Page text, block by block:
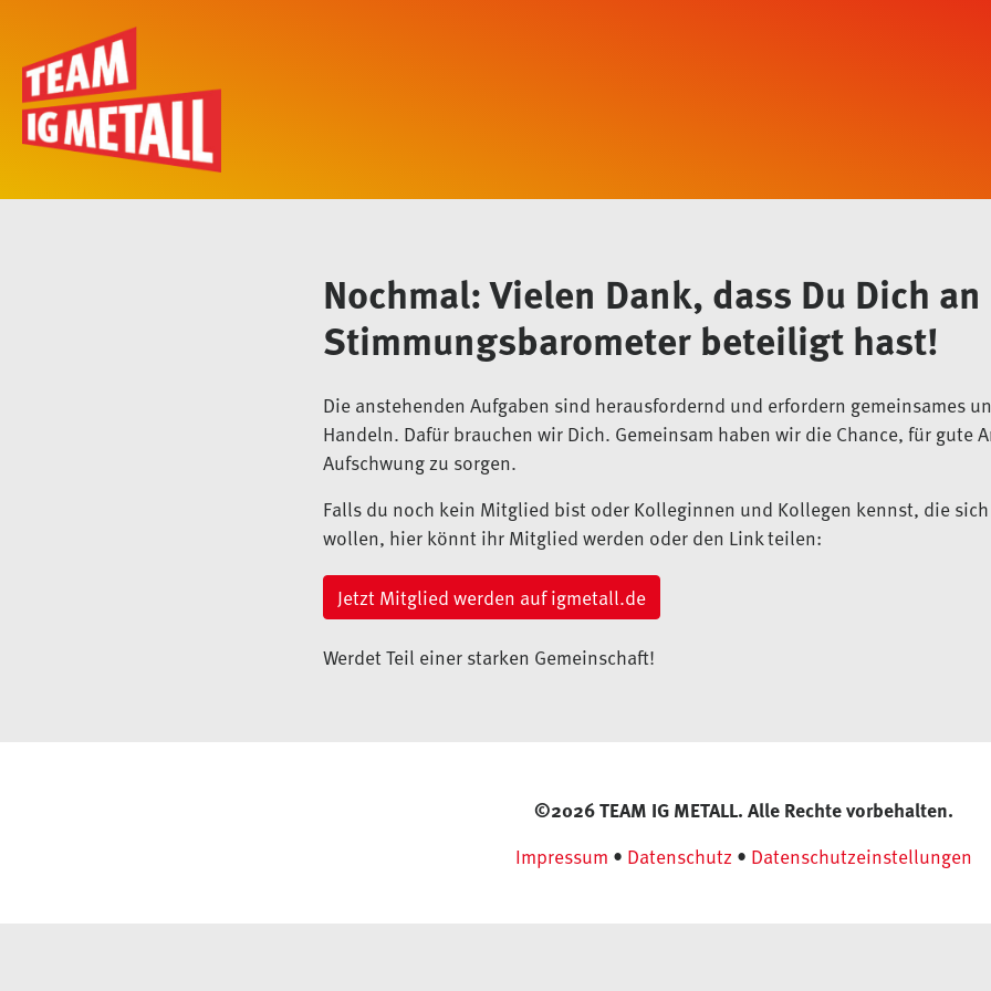
Nochmal: Vielen Dank, dass Du Dich
Stimmungsbarometer beteiligt hast!
Die anstehenden Aufgaben sind herausfordernd und erfordern gemeinsames
Handeln. Dafür brauchen wir Dich. Gemeinsam haben wir die Chance, für gute
Aufschwung zu sorgen.
Falls du noch kein Mitglied bist oder Kolleginnen und Kollegen kennst, die
wollen, hier könnt ihr Mitglied werden oder den Link teilen:
Jetzt Mitglied werden auf igmetall.de
Werdet Teil einer starken Gemeinschaft!
©2026 TEAM IG METALL. Alle Rechte vorbehalten.
Impressum • Datenschutz • Datenschutzeinstellungen